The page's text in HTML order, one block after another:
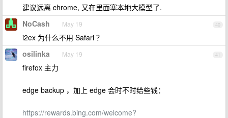
建议远离 chrome, 又在里面塞本地大模型了.
40
NoCash May 19
i2ex 为什么不用 Safari ？
41
osilinka May 19
firefox 主力
edge backup ，加上 edge 会时不时给些钱：
https://rewards.bing.com/welcome?